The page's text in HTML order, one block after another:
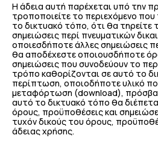
Η άδεια αυτή παρέχεται υπό την
τροποποιείτε το περιεχόμενο
το δικτυακό τόπο, ότι θα τηρείτε
σημειώσεις περί πνευματικών
οποιεσδήποτε άλλες σημειώσεις
θα αποδέχεστε οποιουσδήποτε
σημειώσεις που συνοδεύουν το
τρόπο καθορίζονται σε αυτό το
περίπτωση, οποιοδήποτε υλικό
μεταφόρτωση (download),
αυτό το δικτυακό τόπο θα
όρους, προϋποθέσεις και
τυχόν δικούς του όρους,
άδειας χρήσης.